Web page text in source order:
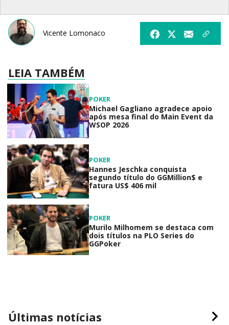
Vicente Lomonaco
LEIA TAMBÉM
POKER
Michael Gagliano agradece apoio
após mesa final do Main Event da
WSOP 2026
POKER
Hannes Jeschka conquista
segundo título do GGMillion$ e
fatura US$ 406 mil
POKER
Murilo Milhomem se destaca com
dois títulos na PLO Series do
GGPoker
Últimas notícias